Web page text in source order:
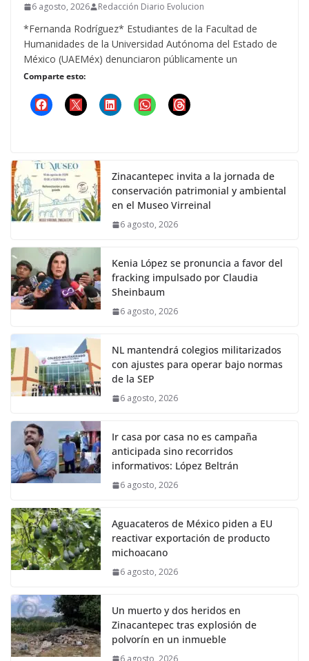
6 agosto, 2026 Redacción Diario Evolucion
*Fernanda Rodríguez* Estudiantes de la Facultad de
Humanidades de la Universidad Autónoma del Estado de
México (UAEMéx) denunciaron públicamente un
Comparte esto:
Zinacantepec invita a la jornada de
conservación patrimonial y ambiental
en el Museo Virreinal
6 agosto, 2026
Kenia López se pronuncia a favor del
fracking impulsado por Claudia
Sheinbaum
6 agosto, 2026
NL mantendrá colegios militarizados
con ajustes para operar bajo normas
de la SEP
6 agosto, 2026
Ir casa por casa no es campaña
anticipada sino recorridos
informativos: López Beltrán
6 agosto, 2026
Aguacateros de México piden a EU
reactivar exportación de producto
michoacano
6 agosto, 2026
Un muerto y dos heridos en
Zinacantepec tras explosión de
polvorín en un inmueble